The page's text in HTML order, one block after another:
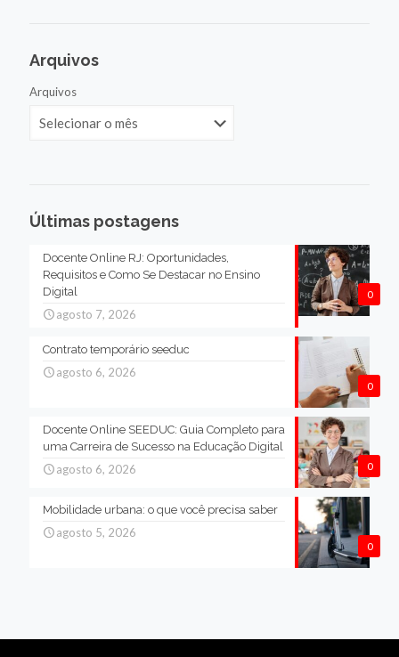
Arquivos
Arquivos
Últimas postagens
0
Docente Online RJ: Oportunidades,
Requisitos e Como Se Destacar no Ensino
Digital
agosto 7, 2026
0
Contrato temporário seeduc
agosto 6, 2026
0
Docente Online SEEDUC: Guia Completo para
uma Carreira de Sucesso na Educação Digital
agosto 6, 2026
0
Mobilidade urbana: o que você precisa saber
agosto 5, 2026